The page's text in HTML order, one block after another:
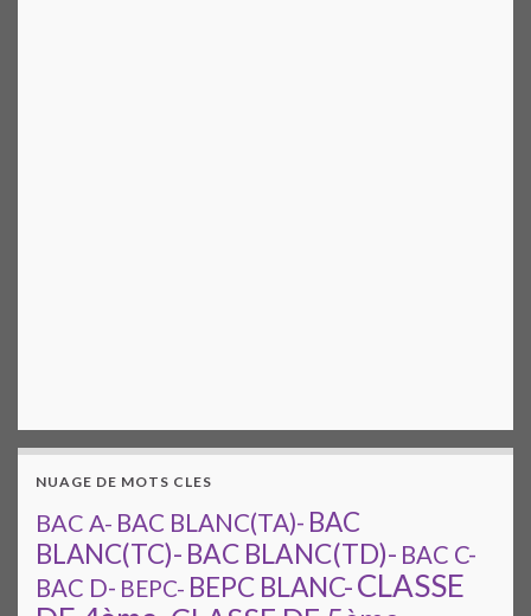
NUAGE DE MOTS CLES
BAC A- BAC BLANC(TA)- BAC
BLANC(TC)- BAC BLANC(TD)- BAC C-
BAC D- BEPC- BEPC BLANC-CLASSE